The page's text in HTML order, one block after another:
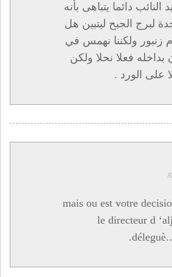
دائما يتباهى بأنه
لبرج الجبح ليتبين هل
زنبور ولكننا نهمس في
بداخله فعلا نحلا ولكن
على الورد .
mais ou est votre
le directeur d